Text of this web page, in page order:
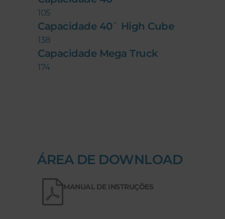
105
Capacidade 40` High Cube
138
Capacidade Mega Truck
174
ÁREA DE DOWNLOAD
MANUAL DE INSTRUÇÕES